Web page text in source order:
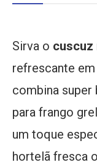
Sirva o cuscuz
refrescante
combina super
para frango
um toque
hortelã fresca